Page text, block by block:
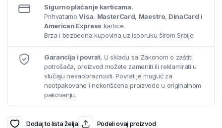
Sigurno plaćanje karticama.
PrihvatamoVisa, MasterCard, Maestro, DinaCard i
American Express kartice.
Brza i bezbedna kupovina uz isporuku širom Srbije.
Garancija i povrat. U skladu sa Zakonom o zaštiti
potrošača, proizvod možete zameniti ili reklamirati u
slučaju nesaobraznosti. Povrat je moguć za
neotpakovane i nekorišćene proizvode u originalnom
pakovanju.
Dodaj to lista želja Podeli ovaj proizvod